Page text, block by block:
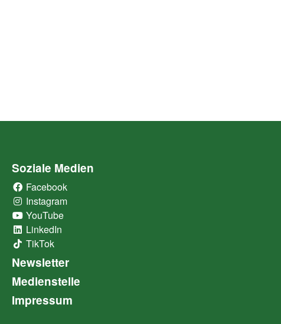
Soziale Medien
Facebook
Instagram
YouTube
LinkedIn
TikTok
Newsletter
Medienstelle
Impressum